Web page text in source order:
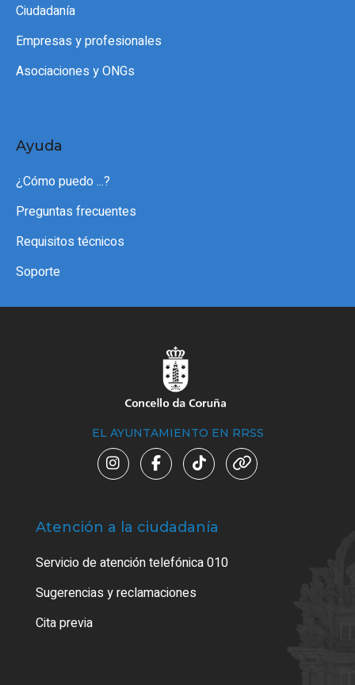
Ciudadanía
Empresas y profesionales
Asociaciones y ONGs
Ayuda
¿Cómo puedo ...?
Preguntas frecuentes
Requisitos técnicos
Soporte
EL AYUNTAMIENTO EN RRSS
Atención a la ciudadanía
Servicio de atención telefónica 010
Sugerencias y reclamaciones
Cita previa